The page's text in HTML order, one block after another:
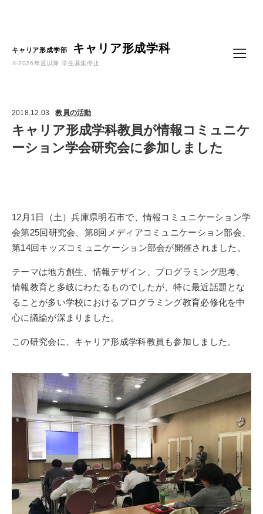
キャリア形成学部 キャリア形成学科
※2026年度以降 学生募集停止
2018.12.03 教員の活動
キャリア形成学科教員が情報コミュニケ
ーション学会研究会に参加しました
12月1日（土）兵庫県明石市で、情報コミュニケーション学
会第25回研究会、第8回メディアコミュニケーション部会、
第14回キッズコミュニケーション部会が開催されました。
テーマは地方創生、情報デザイン、プログラミング思考、
情報教育と多岐にわたるものでしたが、特に最近話題とな
ることが多い学校におけるプログラミング教育必修化を中
心に議論が深まりました。
この研究会に、キャリア形成学科教員も参加しました。